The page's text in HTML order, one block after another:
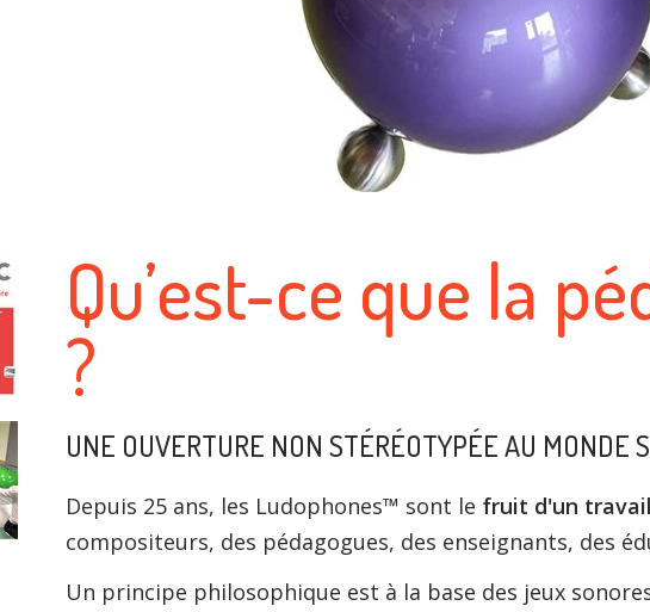
Qu’est-ce que la
?
UNE OUVERTURE NON STÉRÉOTYPÉE AU MONDE
Depuis 25 ans, les Ludophones™ sont le fruit d'un
compositeurs, des pédagogues, des enseignants, des
Un principe philosophique est à la base des jeux